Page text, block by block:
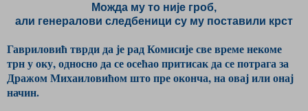
Можда му то није гроб,
али генералови следбеници су му поставили крст
Гавриловић тврди да је рад Комисије све време некоме
трн у оку, односно да се осећао притисак да се потрага за
Дражом Михаиловићом што пре оконча, на овај или онај
начин.